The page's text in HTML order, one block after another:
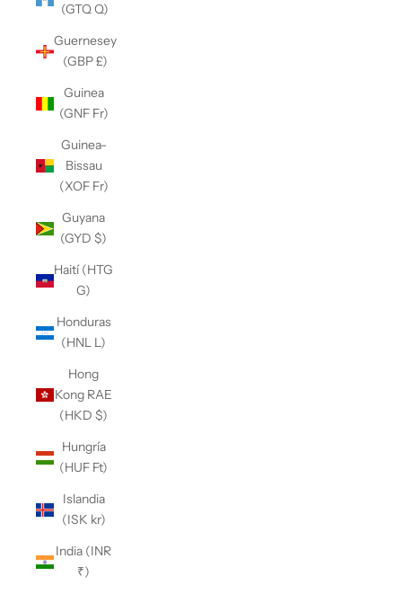
(GTQ Q)
Guernesey
(GBP £)
Guinea
(GNF Fr)
Guinea-
Bissau
(XOF Fr)
Guyana
(GYD $)
Haití (HTG
G)
Honduras
(HNL L)
Hong
Kong RAE
(HKD $)
Hungría
(HUF Ft)
Islandia
(ISK kr)
India (INR
₹)